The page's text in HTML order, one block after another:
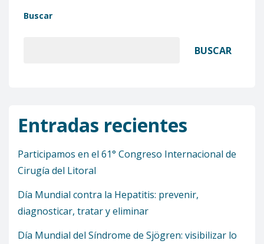
Buscar
BUSCAR
Entradas recientes
Participamos en el 61° Congreso Internacional de
Cirugía del Litoral
Día Mundial contra la Hepatitis: prevenir,
diagnosticar, tratar y eliminar
Día Mundial del Síndrome de Sjögren: visibilizar lo